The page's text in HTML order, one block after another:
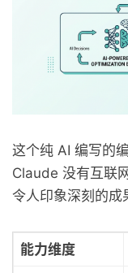
这个纯 AI 编写的
Claude 没有互联
令人印象深刻的成
能力维度